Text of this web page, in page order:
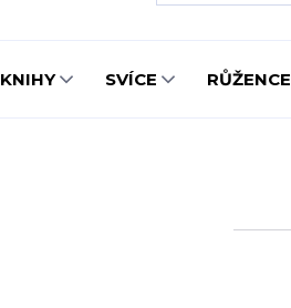
KNIHY SVÍCE RŮŽENCE